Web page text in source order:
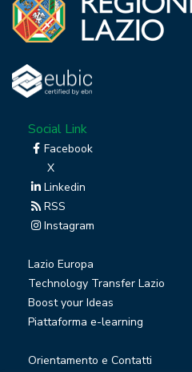
Social Link
Facebook
X
Linkedin
RSS
Instagram
Lazio Europa
Technology Transfer Lazio
Boost your Ideas
Piattaforma e-learning
Orientamento e Contatti